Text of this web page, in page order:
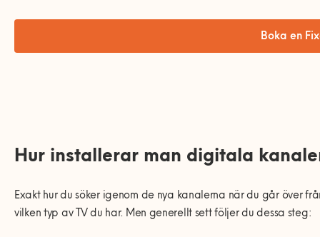
Boka en
Hur installerar man digitala
Exakt hur du söker igenom de nya kanalerna när du går över frå
vilken typ av TV du har. Men generellt sett följer du dessa steg: